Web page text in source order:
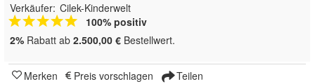
Verkäufer: Cilek-Kinderwelt
100% positiv
2% Rabatt ab 2.500,00 € Bestellwert.
Merken Preis vorschlagen Teilen